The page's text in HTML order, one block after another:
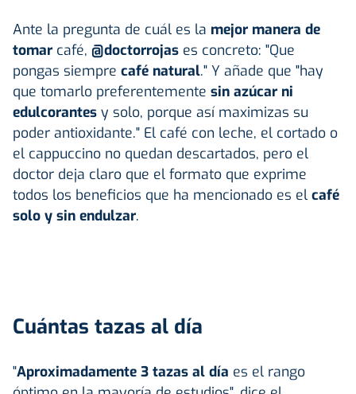
Ante la pregunta de cuál es la mejor manera de
tomar café, @doctorrojas es concreto: "Que
pongas siempre café natural." Y añade que "hay
que tomarlo preferentemente sin azúcar ni
edulcorantes y solo, porque así maximizas su
poder antioxidante." El café con leche, el cortado o
el cappuccino no quedan descartados, pero el
doctor deja claro que el formato que exprime
todos los beneficios que ha mencionado es el café
solo y sin endulzar.
Cuántas tazas al día
"Aproximadamente 3 tazas al día es el rango